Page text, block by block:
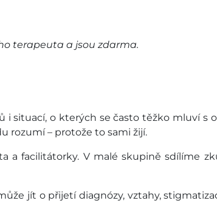
terapeuta a jsou zdarma.
i situací, o kterých se často těžko mluví s
rozumí – protože to sami žijí.
a facilitátorky. V malé skupině sdílíme
jít o přijetí diagnózy, vztahy,